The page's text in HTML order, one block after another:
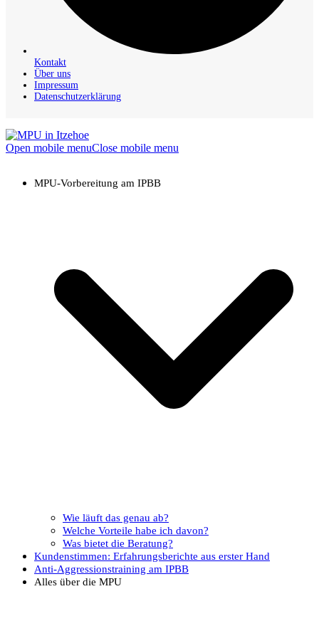
Kontakt
Über uns
Impressum
Datenschutzerklärung
Open mobile menuClose mobile menu
MPU-Vorbereitung am IPBB
Wie läuft das genau ab?
Welche Vorteile habe ich davon?
Was bietet die Beratung?
Kundenstimmen: Erfahrungsberichte aus erster Hand
Anti-Aggressionstraining am IPBB
Alles über die MPU